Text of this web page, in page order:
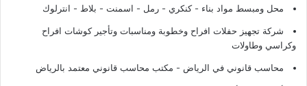
محل ومبسط مواد بناء - كنكري - رمل - اسمنت - بلاط - انترلوك
شركة تجهيز حفلات افراح وخطوبة ومناسبات وتأجير كوشات افراح
وكراسي وطاولات
محاسب قانوني في الرياض - مكتب محاسب قانوني معتمد بالرياض